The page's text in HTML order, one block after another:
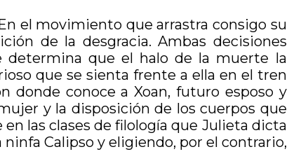
el movimiento que arrastra consigo su
de la desgracia. Ambas decisiones
determina que el halo de la muerte la
que se sienta frente a ella en el tren
donde conoce a Xoan, futuro esposo y
y la disposición de los cuerpos que
las clases de filología que Julieta dicta
Calipso y eligiendo, por el contrario,